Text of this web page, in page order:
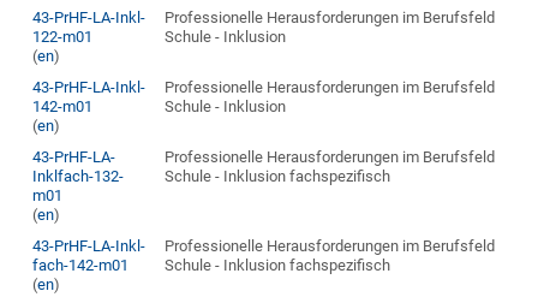
43-PrHF-LA-Inkl-
122-m01
(en)
Professionelle Herausforderungen im Berufsfeld
Schule - Inklusion
43-PrHF-LA-Inkl-
142-m01
(en)
Professionelle Herausforderungen im Berufsfeld
Schule - Inklusion
43-PrHF-LA-
Inklfach-132-
m01
(en)
Professionelle Herausforderungen im Berufsfeld
Schule - Inklusion fachspezifisch
43-PrHF-LA-Inkl-
fach-142-m01
(en)
Professionelle Herausforderungen im Berufsfeld
Schule - Inklusion fachspezifisch